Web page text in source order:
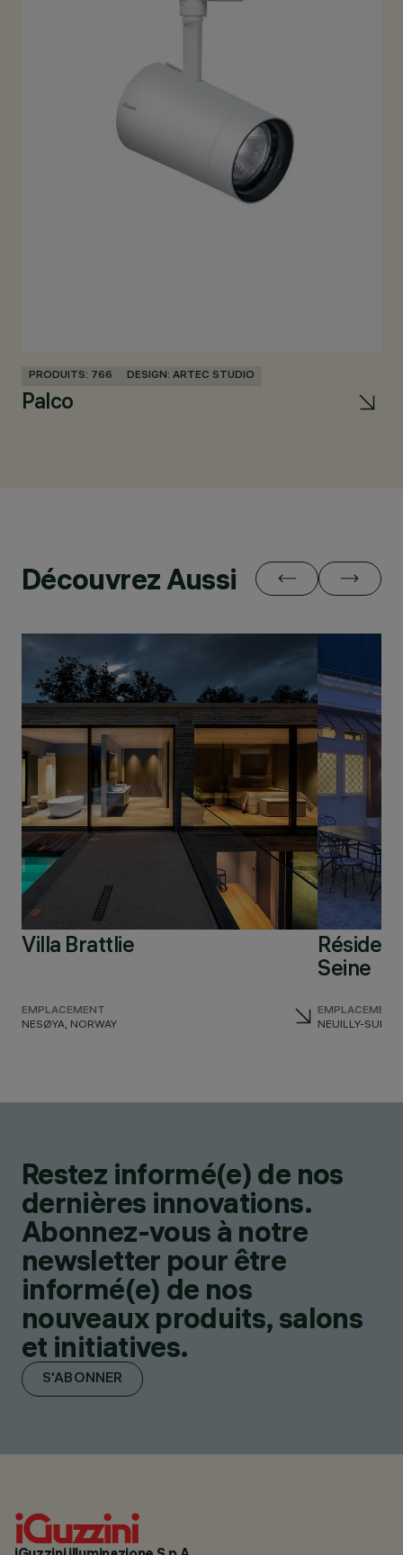
PRODUITS: 766 DESIGN: ARTEC STUDIO
Palco
Découvrez Aussi
Villa Brattlie
EMPLACEMENT
NESØYA, NORWAY
Seine
EMPLACEMENT
NEUILLY-SUR-
Restez informé(e) de nos
dernières innovations.
Abonnez-vous à notre
newsletter pour être
informé(e) de nos
nouveaux produits, salons
et initiatives.
S'ABONNER